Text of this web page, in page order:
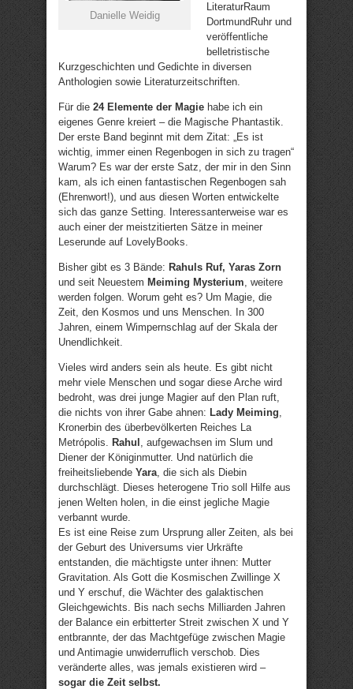
Danielle Weidig
LiteraturRaum
DortmundRuhr und
veröffentliche
belletristische
Kurzgeschichten und Gedichte in diversen
Anthologien sowie Literaturzeitschriften.
Für die 24 Elemente der Magie habe ich ein
eigenes Genre kreiert – die Magische Phantastik.
Der erste Band beginnt mit dem Zitat: „Es ist
wichtig, immer einen Regenbogen in sich zu tragen“
Warum? Es war der erste Satz, der mir in den Sinn
kam, als ich einen fantastischen Regenbogen sah
(Ehrenwort!), und aus diesen Worten entwickelte
sich das ganze Setting. Interessanterweise war es
auch einer der meistzitierten Sätze in meiner
Leserunde auf LovelyBooks.
Bisher gibt es 3 Bände: Rahuls Ruf, Yaras Zorn
und seit Neuestem Meiming Mysterium, weitere
werden folgen. Worum geht es? Um Magie, die
Zeit, den Kosmos und uns Menschen. In 300
Jahren, einem Wimpernschlag auf der Skala der
Unendlichkeit.
Vieles wird anders sein als heute. Es gibt nicht
mehr viele Menschen und sogar diese Arche wird
bedroht, was drei junge Magier auf den Plan ruft,
die nichts von ihrer Gabe ahnen: Lady Meiming,
Kronerbin des überbevölkerten Reiches La
Metrópolis. Rahul , aufgewachsen im Slum und
Diener der Königinmutter. Und natürlich die
freiheitsliebende Yara, die sich als Diebin
durchschlägt. Dieses heterogene Trio soll Hilfe aus
jenen Welten holen, in die einst jegliche Magie
verbannt wurde.
Es ist eine Reise zum Ursprung aller Zeiten, als bei
der Geburt des Universums vier Urkräfte
entstanden, die mächtigste unter ihnen: Mutter
Gravitation. Als Gott die Kosmischen Zwillinge X
und Y erschuf, die Wächter des galaktischen
Gleichgewichts. Bis nach sechs Milliarden Jahren
der Balance ein erbitterter Streit zwischen X und Y
entbrannte, der das Machtgefüge zwischen Magie
und Antimagie unwiderruflich verschob. Dies
veränderte alles, was jemals existieren wird –
sogar die Zeit selbst.